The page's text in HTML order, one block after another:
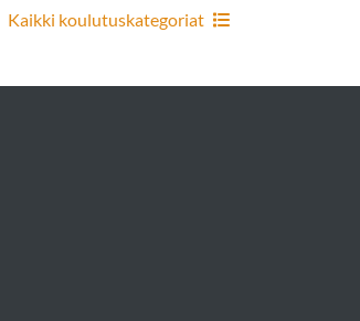
Kaikki koulutuskategoriat